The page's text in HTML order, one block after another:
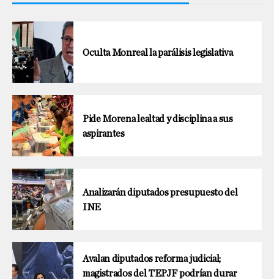
Oculta Monreal la parálisis legislativa
Pide Morena lealtad y disciplina a sus
aspirantes
Analizarán diputados presupuesto del
INE
Avalan diputados reforma judicial;
magistrados del TEPJF podrían durar